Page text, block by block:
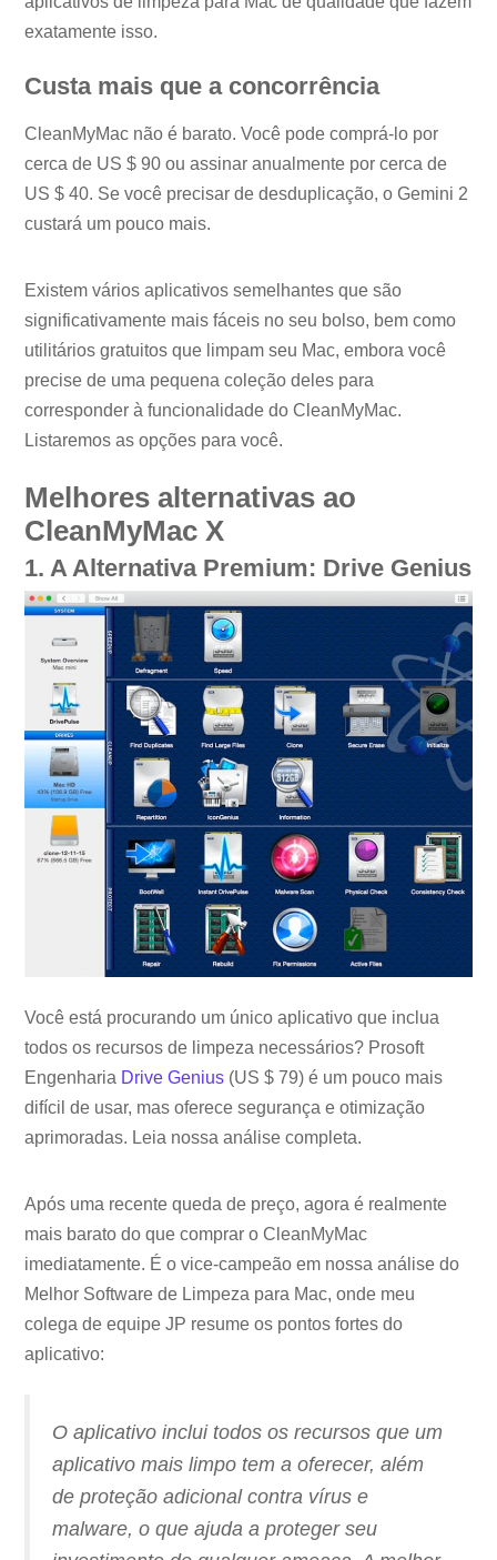
exatamente isso.
Custa mais que a concorrência
CleanMyMac não é barato. Você pode comprá-lo por
cerca de US $ 90 ou assinar anualmente por cerca de
US $ 40. Se você precisar de desduplicação, o Gemini 2
custará um pouco mais.
Existem vários aplicativos semelhantes que são
significativamente mais fáceis no seu bolso, bem como
utilitários gratuitos que limpam seu Mac, embora você
precise de uma pequena coleção deles para
corresponder à funcionalidade do CleanMyMac.
Listaremos as opções para você.
Melhores alternativas ao
CleanMyMac X
1. A Alternativa Premium: Drive Genius
Você está procurando um único aplicativo que inclua
todos os recursos de limpeza necessários? Prosoft
Engenharia Drive Genius (US $ 79) é um pouco mais
difícil de usar, mas oferece segurança e otimização
aprimoradas. Leia nossa análise completa.
Após uma recente queda de preço, agora é realmente
mais barato do que comprar o CleanMyMac
imediatamente. É o vice-campeão em nossa análise do
Melhor Software de Limpeza para Mac, onde meu
colega de equipe JP resume os pontos fortes do
aplicativo:
O aplicativo inclui todos os recursos que um
aplicativo mais limpo tem a oferecer, além
de proteção adicional contra vírus e
malware, o que ajuda a proteger seu